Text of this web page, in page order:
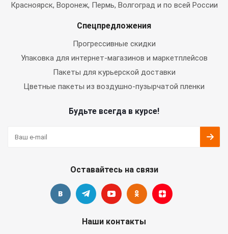
Красноярск, Воронеж, Пермь, Волгоград и по всей России
Спецпредложения
Прогрессивные скидки
Упаковка для интернет-магазинов и маркетплейсов
Пакеты для курьерской доставки
Цветные пакеты из воздушно-пузырчатой пленки
Будьте всегда в курсе!
Оставайтесь на связи
Наши контакты